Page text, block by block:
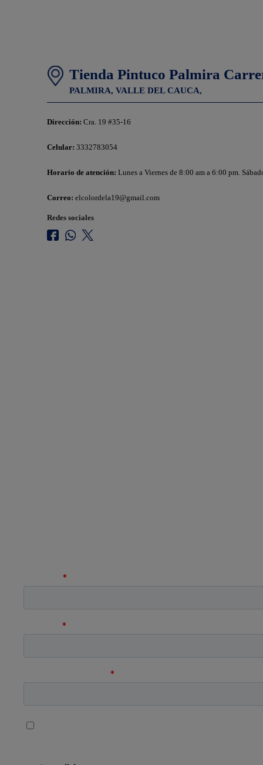
Tienda Pintuco Palmira
PALMIRA, VALLE DEL CAUCA,
Dirección: Cra. 19 #35-16
Celular: 3332783054
Horario de atención: Lunes a Viernes de 8:00 am a 6:00 pm.
Correo: elcolordela19@gmail.com
Redes sociales